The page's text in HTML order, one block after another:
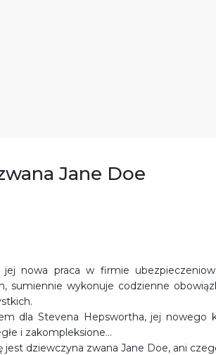
Jane Doe
nowa praca w firmie
sumiennie wykonuje codzienne
dla Stevena Hepswortha, jej nowego
i zakompleksione…
dziewczyna zwana Jane Doe, ani